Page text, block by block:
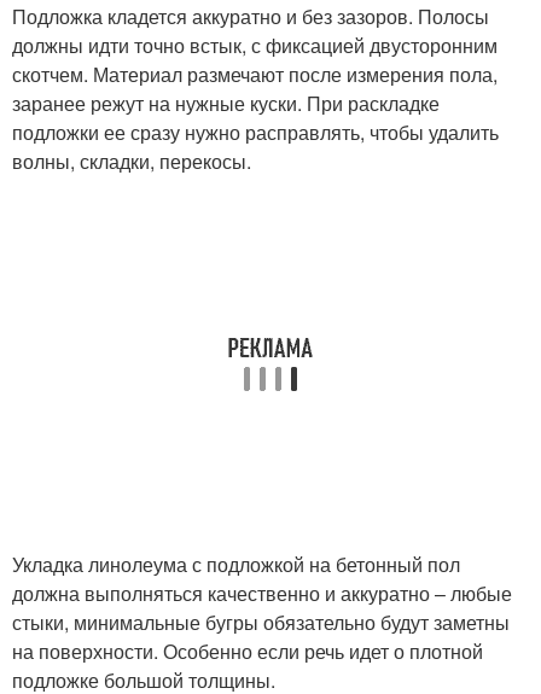
Подложка кладется аккуратно и без зазоров. Полосы
должны идти точно встык, с фиксацией двусторонним
скотчем. Материал размечают после измерения пола,
заранее режут на нужные куски. При раскладке
подложки ее сразу нужно расправлять, чтобы удалить
волны, складки, перекосы.
Укладка линолеума с подложкой на бетонный пол
должна выполняться качественно и аккуратно – любые
стыки, минимальные бугры обязательно будут заметны
на поверхности. Особенно если речь идет о плотной
подложке большой толщины.